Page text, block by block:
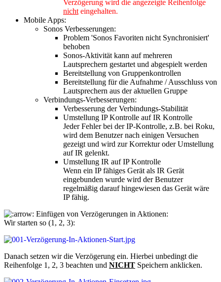
Verzögerung wird die angezeigte Reihenfolge
nichteingehalten.
Mobile Apps:
Sonos Verbesserungen:
Problem 'Sonos Favoriten nicht Synchronisiert​'
behoben
Sonos-Aktivität kann auf mehreren
Lautsprechern gestartet und abgespielt werden
Bereitstellung von Gruppenkontrollen
Bereitstellung für die Aufnahme / Ausschluss von
Lautsprechern aus der aktuellen Gruppe
Verbindungs-Verbesserungen:
Verbesserung der Verbindungs-Stabilität
Umstellung IP Kontrolle auf IR Kontrolle
Jeder Fehler bei der IP-Kontrolle, z.B. bei Roku,
wird dem Benutzer nach einigen Versuchen
gezeigt und wird zur Korrektur oder Umstellung
auf IR gelenkt.
Umstellung IR auf IP Kontrolle
Wenn ein IP fähiges Gerät als IR Gerät
eingebunden wurde wird der Benutzer
regelmäßig darauf hingewiesen das Gerät wäre
IP fähig.
Einfügen von Verzögerungen in Aktionen:
Wir starten so (1, 2, 3):
Danach setzen wir die Verzögerung ein. Hierbei unbedingt die
Reihenfolge 1, 2, 3 beachten und NICHT Speichern anklicken.